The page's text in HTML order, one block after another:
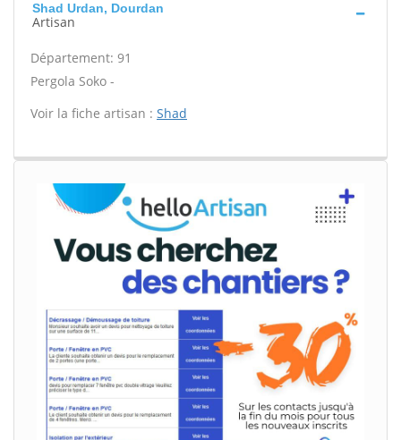
Shad Urdan, Dourdan
Artisan
Département: 91
Pergola Soko -
Voir la fiche artisan : Shad